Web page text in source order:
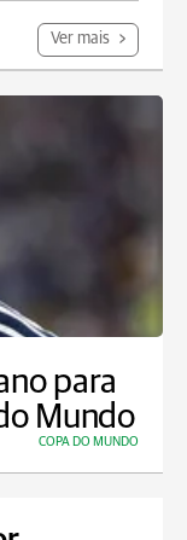
Ver mais
para
Mundo
COPA DO MUNDO